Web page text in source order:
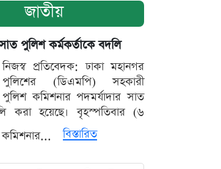
জাতীয়
পুলিশ কর্মকর্তাকে বদলি
নিজস্ব প্রতিবেদক: ঢাকা মহানগর
পুলিশের (ডিএমপি) সহকারী
পুলিশ কমিশনার পদমর্যাদার সাত
করা হয়েছে। বৃহস্পতিবার (৬
বিস্তারিত